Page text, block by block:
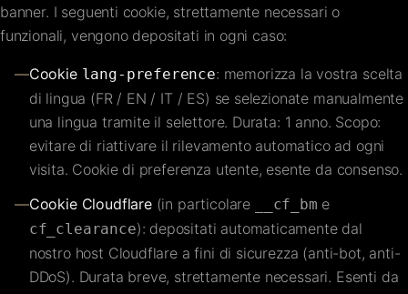
banner. I seguenti cookie, strettamente necessari o
funzionali, vengono depositati in ogni caso:
—Cookie lang-preference: memorizza la vostra scelta
di lingua (FR / EN / IT / ES) se selezionate manualmente
una lingua tramite il selettore. Durata: 1 anno. Scopo:
evitare di riattivare il rilevamento automatico ad ogni
visita. Cookie di preferenza utente, esente da consenso.
—Cookie Cloudflare(in particolare __cf_bm e
cf_clearance): depositati automaticamente dal
nostro host Cloudflare a fini di sicurezza (anti-bot, anti-
DDoS). Durata breve, strettamente necessari. Esenti da